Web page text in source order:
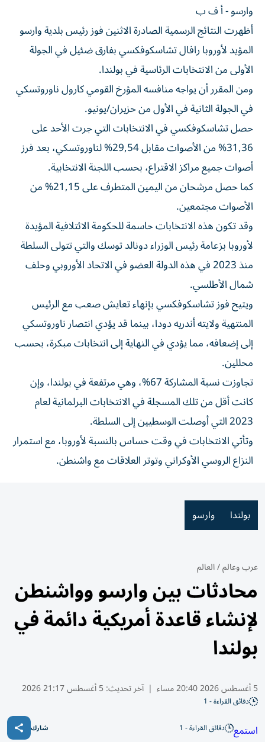
وارسو - أ ف ب
أظهرت النتائج الرسمية الصادرة الاثنين فوز رئيس بلدية وارسو
المؤيد لأوروبا رافال تشاسكوفكسي بفارق ضئيل في الجولة
الأولى من الانتخابات الرئاسية في بولندا.
ومن المقرر أن يواجه منافسه المؤرخ القومي كارول ناوروتسكي
في الجولة الثانية في الأول من حزيران/يونيو.
حصل تشاسكوفكسي في الانتخابات التي جرت الأحد على
31,36% من الأصوات مقابل 29,54% لناوروتسكي، بعد فرز
أصوات جميع مراكز الاقتراع، بحسب اللجنة الانتخابية.
كما حصل مرشحان من اليمين المتطرف على 21,15% من
الأصوات مجتمعين.
وقد تكون هذه الانتخابات حاسمة للحكومة الائتلافية المؤيدة
لأوروبا بزعامة رئيس الوزراء دونالد توسك والتي تتولى السلطة
منذ 2023 في هذه الدولة العضو في الاتحاد الأوروبي وحلف
شمال الأطلسي.
ويتيح فوز تشاسكوفكسي بإنهاء تعايش صعب مع الرئيس
المنتهية ولايته أندريه دودا، بينما قد يؤدي انتصار ناوروتسكي
إلى إضعافه، مما يؤدي في النهاية إلى انتخابات مبكرة، بحسب
محللين.
تجاوزت نسبة المشاركة 67%، وهي مرتفعة في بولندا، وإن
كانت أقل من تلك المسجلة في الانتخابات البرلمانية لعام
2023 التي أوصلت الوسطيين إلى السلطة.
وتأتي الانتخابات في وقت حساس بالنسبة لأوروبا، مع استمرار
النزاع الروسي الأوكراني وتوتر العلاقات مع واشنطن.
بولندا وارسو
عرب وعالم/العالم
محادثات بين وارسو وواشنطن
لإنشاء قاعدة أمريكية دائمة في
بولندا
5 أغسطس 2026 20:40 مساء | آخر تحديث:5 أغسطس 21:17 2026
دقائق القراءة - 1
استمع دقائق القراءة - 1 شارك